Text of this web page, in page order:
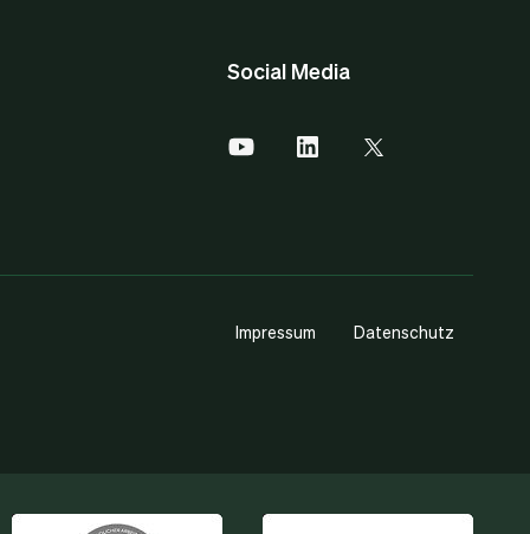
Social Media
Impressum Datenschutz